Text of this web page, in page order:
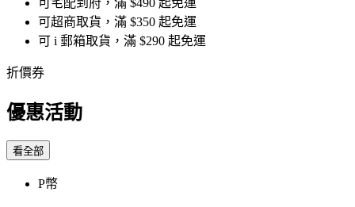
可超商取貨，滿 $350 起免運
可 i 郵箱取貨，滿 $290 起免運
折價券
優惠活動
看全部
P幣